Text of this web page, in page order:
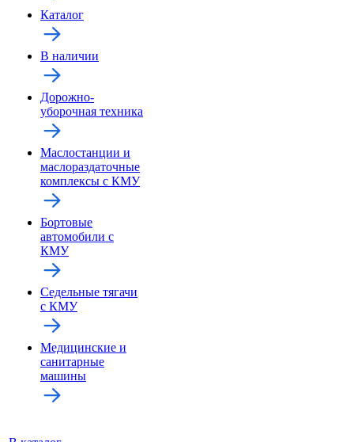
Каталог
В наличии
Дорожно-
уборочная техника
Маслостанции и
маслораздаточные
комплексы с КМУ
Бортовые
автомобили с
КМУ
Седельные тягачи
с КМУ
Медицинские и
санитарные
машины